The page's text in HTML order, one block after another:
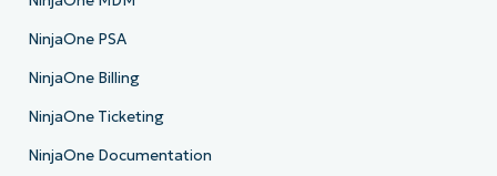
NinjaOne PSA
NinjaOne Billing
NinjaOne Ticketing
NinjaOne Documentation